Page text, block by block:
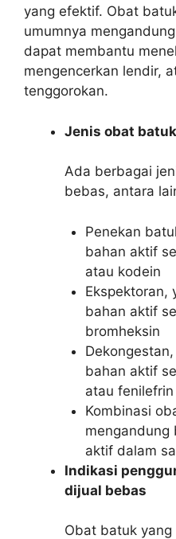
yang efektif. Obat
umumnya
dapat membantu
mengencerkan lendir,
tenggorokan.
Jenis obat
Ada berbagai
bebas, antara
Penekan
bahan aktif
atau kodein
Ekspektoran,
bahan aktif
bromheksin
bahan aktif
atau fenilefrin
Kombinasi
mengandung
aktif dalam
Indikasi
dijual bebas
Obat batuk